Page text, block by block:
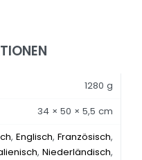
1280 g
34 × 50 × 5,5 cm
, Englisch, Französisch,
, Niederländisch,